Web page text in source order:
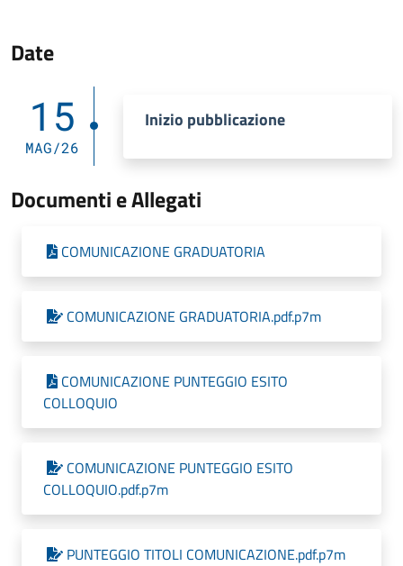
Date
15
MAG/26
Inizio pubblicazione
Documenti e Allegati
COMUNICAZIONE GRADUATORIA
COMUNICAZIONE GRADUATORIA.pdf.p7m
COMUNICAZIONE PUNTEGGIO ESITO
COLLOQUIO
COMUNICAZIONE PUNTEGGIO ESITO
COLLOQUIO.pdf.p7m
PUNTEGGIO TITOLI COMUNICAZIONE.pdf.p7m